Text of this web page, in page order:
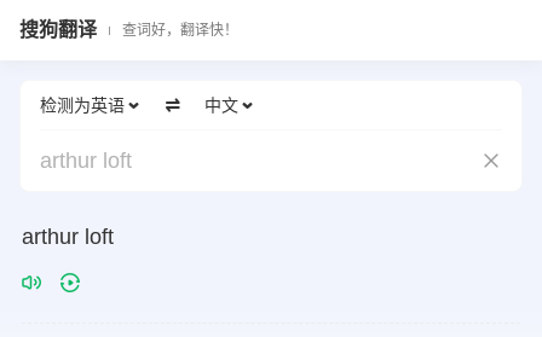
搜狗翻译 查词好，翻译快！
检测为英语 中文
arthur loft
arthur loft